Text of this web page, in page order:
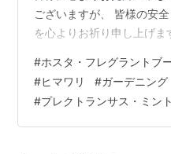
ございますが、 皆様の安
を心よりお祈り申し上げま
***************** 凄く香り
スタ・フレグラントブーケ
花が大きく 香りがすごく
きれいです。7/30 花茎は
#ホスタ・フレグラントブ
#ヒマワリ #ガーデニング
#プレクトランサス・ミン